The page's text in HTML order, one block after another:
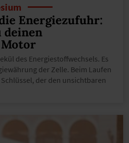
Energiezufuhr:
deinen
des Energiestoffwechsels. Es
der Zelle. Beim Laufen
der den unsichtbaren